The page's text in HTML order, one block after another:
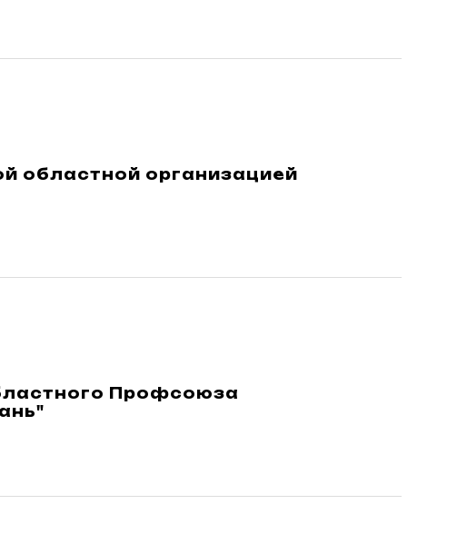
областной организацией
Профсоюза